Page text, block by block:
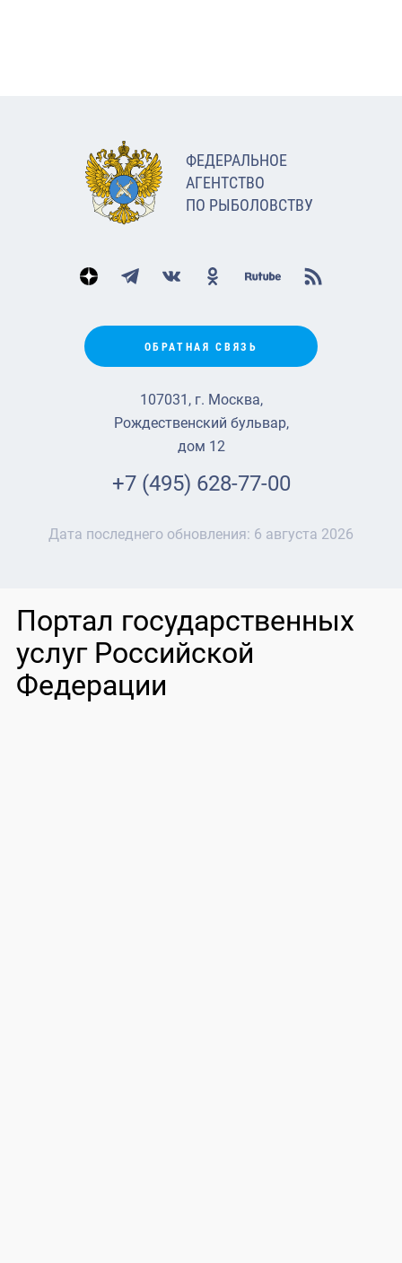
ФЕДЕРАЛЬНОЕ
АГЕНТСТВО
ПО РЫБОЛОВСТВУ
ОБРАТНАЯ СВЯЗЬ
107031, г. Москва,
Рождественский бульвар,
дом 12
+7 (495) 628-77-00
Дата последнего обновления: 6 августа 2026
Портал государственных
услуг Российской
Федерации